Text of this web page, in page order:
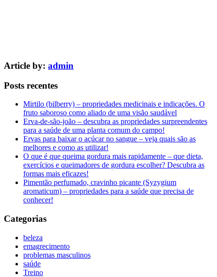
Article by: admin
Posts recentes
Mirtilo (bilberry) – propriedades medicinais e indicações. O
fruto saboroso como aliado de uma visão saudável
Erva-de-são-joão – descubra as propriedades surpreendentes
para a saúde de uma planta comum do campo!
Ervas para baixar o açúcar no sangue – veja quais são as
melhores e como as utilizar!
O que é que queima gordura mais rapidamente – que dieta,
exercícios e queimadores de gordura escolher? Descubra as
formas mais eficazes!
Pimentão perfumado, cravinho picante (Syzygium
aromaticum) – propriedades para a saúde que precisa de
conhecer!
Categorias
beleza
emagrecimento
problemas masculinos
saúde
Treino